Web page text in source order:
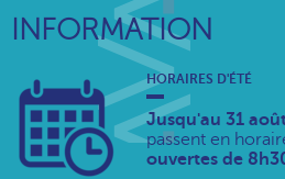
INFORMATION
HORAIRES D'ÉTÉ
Jusqu'au 31
passent en
ouvertes de